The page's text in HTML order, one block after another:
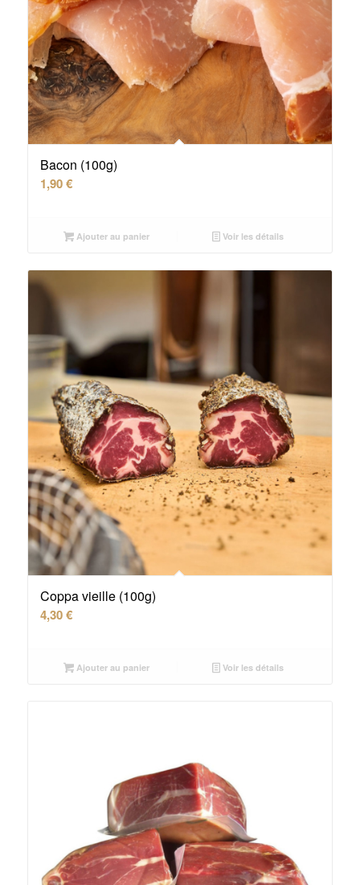
Bacon (100g)
1,90€
Ajouter au panier Voir les détails
Coppa vieille (100g)
4,30€
Ajouter au panier Voir les détails